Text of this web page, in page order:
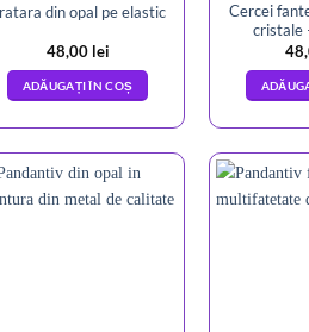
din opal pe elastic
48,00 lei
ADĂUGAȚI ÎN COȘ
Cercei
cristale